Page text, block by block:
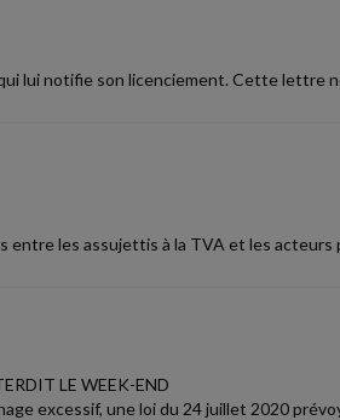
lui notifie son licenciement. Cette lettre
entre les assujettis à la TVA et les
LE WEEK-END
excessif, une loi du 24 juillet 2020